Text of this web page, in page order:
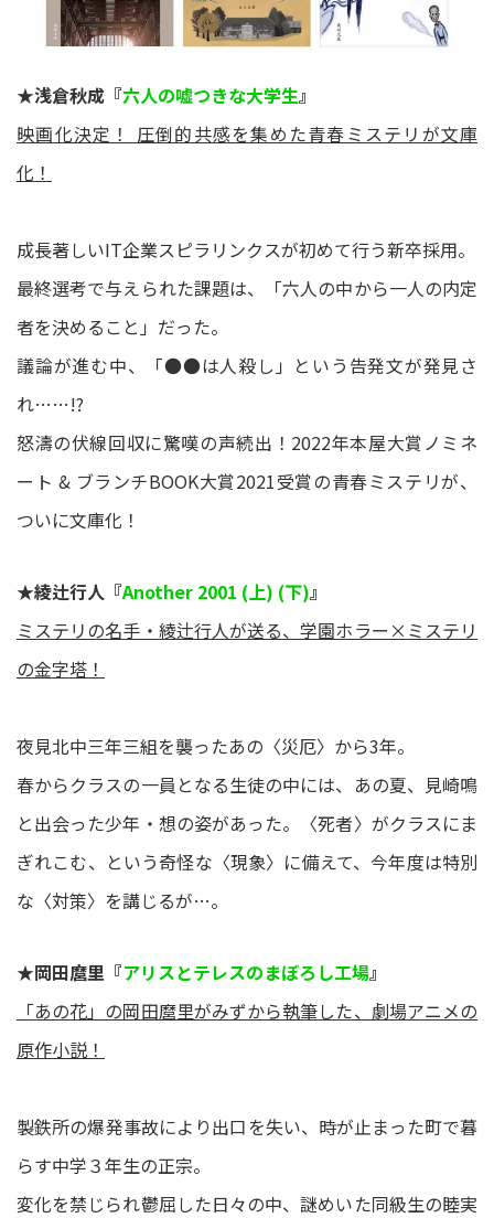
★浅倉秋成『六人の嘘つきな大学生』
映画化決定！ 圧倒的共感を集めた青春ミステリが文庫
化！
成長著しいIT企業スピラリンクスが初めて行う新卒採用。
最終選考で与えられた課題は、「六人の中から一人の内定
者を決めること」だった。
議論が進む中、「●●は人殺し」という告発文が発見さ
れ……!?
怒濤の伏線回収に驚嘆の声続出！2022年本屋大賞ノミネ
ート & ブランチBOOK大賞2021受賞の青春ミステリが、
ついに文庫化！
★綾辻行人『Another 2001 (上) (下)』
ミステリの名⼿・綾辻⾏⼈が送る、学園ホラー×ミステリ
の⾦字塔！
夜見北中三年三組を襲ったあの〈災厄〉から3年。
春からクラスの一員となる生徒の中には、あの夏、見崎鳴
と出会った少年・想の姿があった。〈死者〉がクラスにま
ぎれこむ、という奇怪な〈現象〉に備えて、今年度は特別
な〈対策〉を講じるが…。
★岡⽥麿⾥『アリスとテレスのまぼろし⼯場』
「あの花」の岡⽥麿⾥がみずから執筆した、劇場アニメの
原作小説！
製鉄所の爆発事故により出口を失い、時が止まった町で暮
らす中学３年生の正宗。
変化を禁じられ鬱屈した日々の中、謎めいた同級生の睦実